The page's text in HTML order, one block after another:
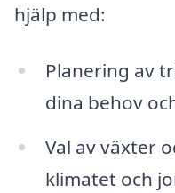
hjälp med:
Planering av
dina behov
Val av växter
klimatet och